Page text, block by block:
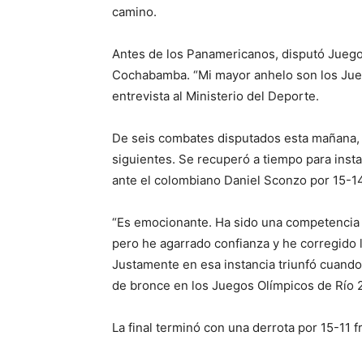
camino.
Antes de los Panamericanos, disputó
Cochabamba. “Mi mayor anhelo son los
entrevista al Ministerio del Deporte.
De seis combates disputados esta
siguientes. Se recuperó a tiempo para
ante el colombiano Daniel Sconzo por 15-
“Es emocionante. Ha sido una
pero he agarrado confianza y he
Justamente en esa instancia triunfó
de bronce en los Juegos Olímpicos de Río
La final terminó con una derrota por 15-11